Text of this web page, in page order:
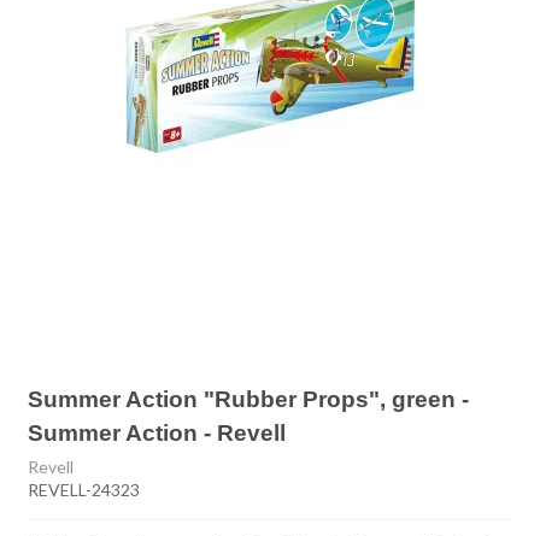
Summer Action "Rubber Props", green -
Summer Action - Revell
Revell
REVELL-24323